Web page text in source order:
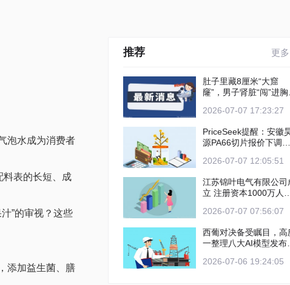
泡水成为消费者
料表的长短、成
”的审视？这些
添加益生菌、膳
推荐 更多
肚子里藏8厘米“大窟
窿”，男子肾脏“闯”进
2026-07-07 17:23:27
PriceSeek提醒：安徽
源PA66切片报价下调行
2026-07-07 12:05:51
江苏锦叶电气有限公司
立 注册资本1000万人
2026-07-07 07:56:07
西葡对决备受瞩目，高
一整理八大AI模型发布
2026-07-06 19:24:05